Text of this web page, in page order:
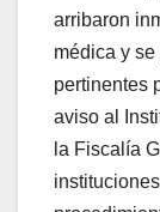
arribaron
médica y
pertinentes
aviso al
la Fiscalía